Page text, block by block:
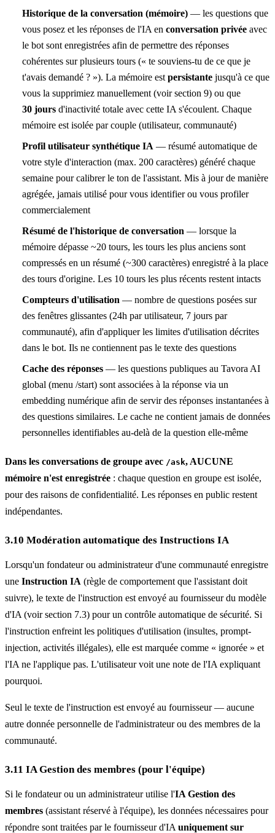
Historique de la conversation (mémoire) — les questions que
vous posez et les réponses de l'IA en conversation privée avec
le bot sont enregistrées afin de permettre des réponses
cohérentes sur plusieurs tours (« te souviens-tu de ce que je
t'avais demandé ? »). La mémoire est persistante jusqu'à ce que
vous la supprimiez manuellement (voir section 9) ou que
30 jours d'inactivité totale avec cette IA s'écoulent. Chaque
mémoire est isolée par couple (utilisateur, communauté)
Profil utilisateur synthétique IA — résumé automatique de
votre style d'interaction (max. 200 caractères) généré chaque
semaine pour calibrer le ton de l'assistant. Mis à jour de manière
agrégée, jamais utilisé pour vous identifier ou vous profiler
commercialement
Résumé de l'historique de conversation — lorsque la
mémoire dépasse ~20 tours, les tours les plus anciens sont
compressés en un résumé (~300 caractères) enregistré à la place
des tours d'origine. Les 10 tours les plus récents restent intacts
Compteurs d'utilisation — nombre de questions posées sur
des fenêtres glissantes (24h par utilisateur, 7 jours par
communauté), afin d'appliquer les limites d'utilisation décrites
dans le bot. Ils ne contiennent pas le texte des questions
Cache des réponses — les questions publiques au Tavora AI
global (menu /start) sont associées à la réponse via un
embedding numérique afin de servir des réponses instantanées à
des questions similaires. Le cache ne contient jamais de données
personnelles identifiables au-delà de la question elle-même
Dans les conversations de groupe avec /ask, AUCUNE
mémoire n'est enregistrée : chaque question en groupe est isolée,
pour des raisons de confidentialité. Les réponses en public restent
indépendantes.
3.10 Modération automatique des Instructions IA
Lorsqu'un fondateur ou administrateur d'une communauté enregistre
une Instruction IA (règle de comportement que l'assistant doit
suivre), le texte de l'instruction est envoyé au fournisseur du modèle
d'IA (voir section 7.3) pour un contrôle automatique de sécurité. Si
l'instruction enfreint les politiques d'utilisation (insultes, prompt-
injection, activités illégales), elle est marquée comme « ignorée » et
l'IA ne l'applique pas. L'utilisateur voit une note de l'IA expliquant
pourquoi.
Seul le texte de l'instruction est envoyé au fournisseur — aucune
autre donnée personnelle de l'administrateur ou des membres de la
communauté.
3.11 IA Gestion des membres (pour l'équipe)
Si le fondateur ou un administrateur utilise l'IA Gestion des
membres (assistant réservé à l'équipe), les données nécessaires pour
répondre sont traitées par le fournisseur d'IA uniquement sur